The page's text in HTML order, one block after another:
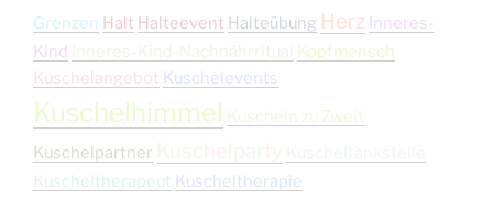
Grenzen Halt Halteevent Halteübung Herz Inneres-
Kind
Inneres-Kind-Nachnährritual
Kopfmensch
Kuschelangebot Kuschelevents
Kuschelhimmel Kuscheln zu Zweit
Kuschelpartner Kuschelparty
Kuscheltherapeut Kuscheltherapie